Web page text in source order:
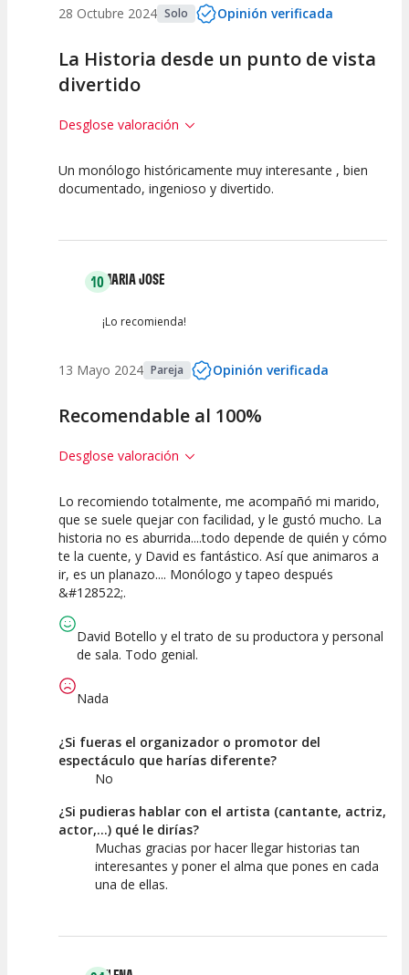
28 Octubre 2024 Solo Opinión verificada
La Historia desde un punto de vista
divertido
Desglose valoración
7.5 5 10
Un monólogo históricamente muy interesante , bien
documentado, ingenioso y divertido.
10MARIA JOSE
¡Lo recomienda!
13 Mayo 2024 Pareja Opinión verificada
Recomendable al 100%
Desglose valoración
10
Calidad del
Espectáculo
10
Puesta en
Escena
10
Interpretación
artística
Lo recomiendo totalmente, me acompañó mi marido,
que se suele quejar con facilidad, y le gustó mucho. La
historia no es aburrida....todo depende de quién y cómo
te la cuente, y David es fantástico. Así que animaros a
ir, es un planazo.... Monólogo y tapeo después
&#128522;.
David Botello y el trato de su productora y personal
de sala. Todo genial.
Nada
¿Si fueras el organizador o promotor del
espectáculo que harías diferente?
No
¿Si pudieras hablar con el artista (cantante, actriz,
actor,...) qué le dirías?
Muchas gracias por hacer llegar historias tan
interesantes y poner el alma que pones en cada
una de ellas.